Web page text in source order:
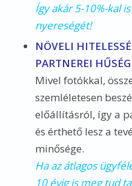
Így akár 5-10%-kal
nyereségét!
NÖVELI
PARTNEREI
Mivel fotókkal,
szemléletesen
előállításról, így a
és érthető lesz a
minősége.
Ha az átlagos
10 évig is meg tud